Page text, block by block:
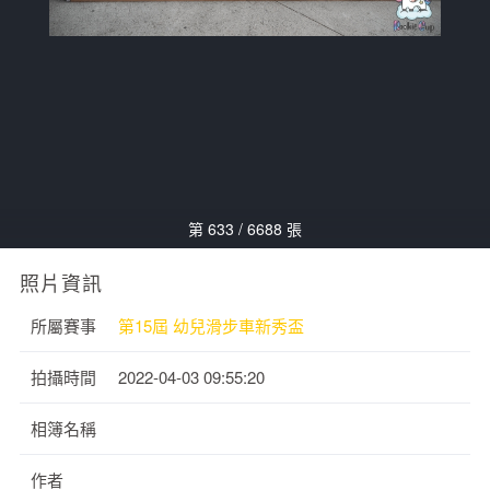
第 633 / 6688 張
照片資訊
所屬賽事 第15屆 幼兒滑步車新秀盃
拍攝時間 2022-04-03 09:55:20
相簿名稱
作者